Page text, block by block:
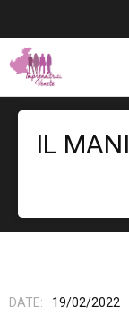
- Corsi/Webinar
Rassegna
IL
DATE: 19/02/2022